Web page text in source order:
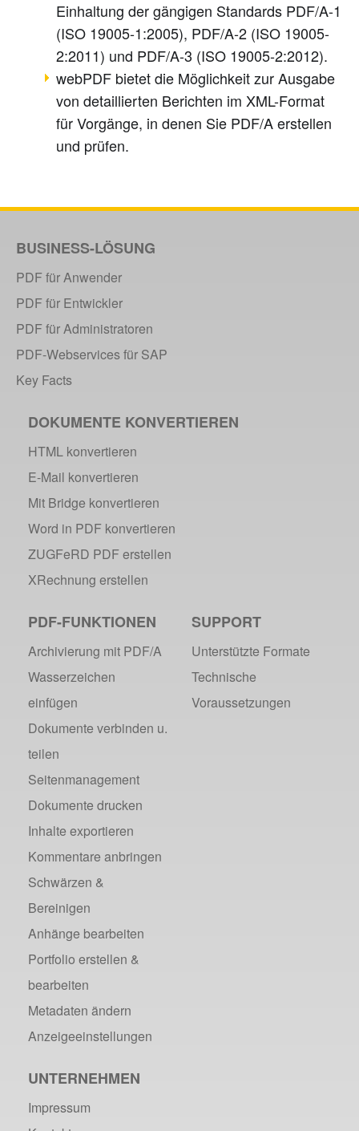
Einhaltung der gängigen Standards PDF/A-1
(ISO 19005-1:2005), PDF/A-2 (ISO 19005-
2:2011) und PDF/A-3 (ISO 19005-2:2012).
webPDF bietet die Möglichkeit zur Ausgabe
von detaillierten Berichten im XML-Format
für Vorgänge, in denen Sie PDF/A erstellen
und prüfen.
BUSINESS-LÖSUNG
PDF für Anwender
PDF für Entwickler
PDF für Administratoren
PDF-Webservices für SAP
Key Facts
DOKUMENTE KONVERTIEREN
HTML konvertieren
E-Mail konvertieren
Mit Bridge konvertieren
Word in PDF konvertieren
ZUGFeRD PDF erstellen
XRechnung erstellen
PDF-FUNKTIONEN
Archivierung mit PDF/A
Wasserzeichen
einfügen
Dokumente verbinden u.
teilen
Seitenmanagement
Dokumente drucken
Inhalte exportieren
Kommentare anbringen
Schwärzen &
Bereinigen
Anhänge bearbeiten
Portfolio erstellen &
bearbeiten
Metadaten ändern
Anzeigeeinstellungen
SUPPORT
Unterstützte Formate
Technische
Voraussetzungen
UNTERNEHMEN
Impressum